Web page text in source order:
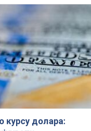
від
так з